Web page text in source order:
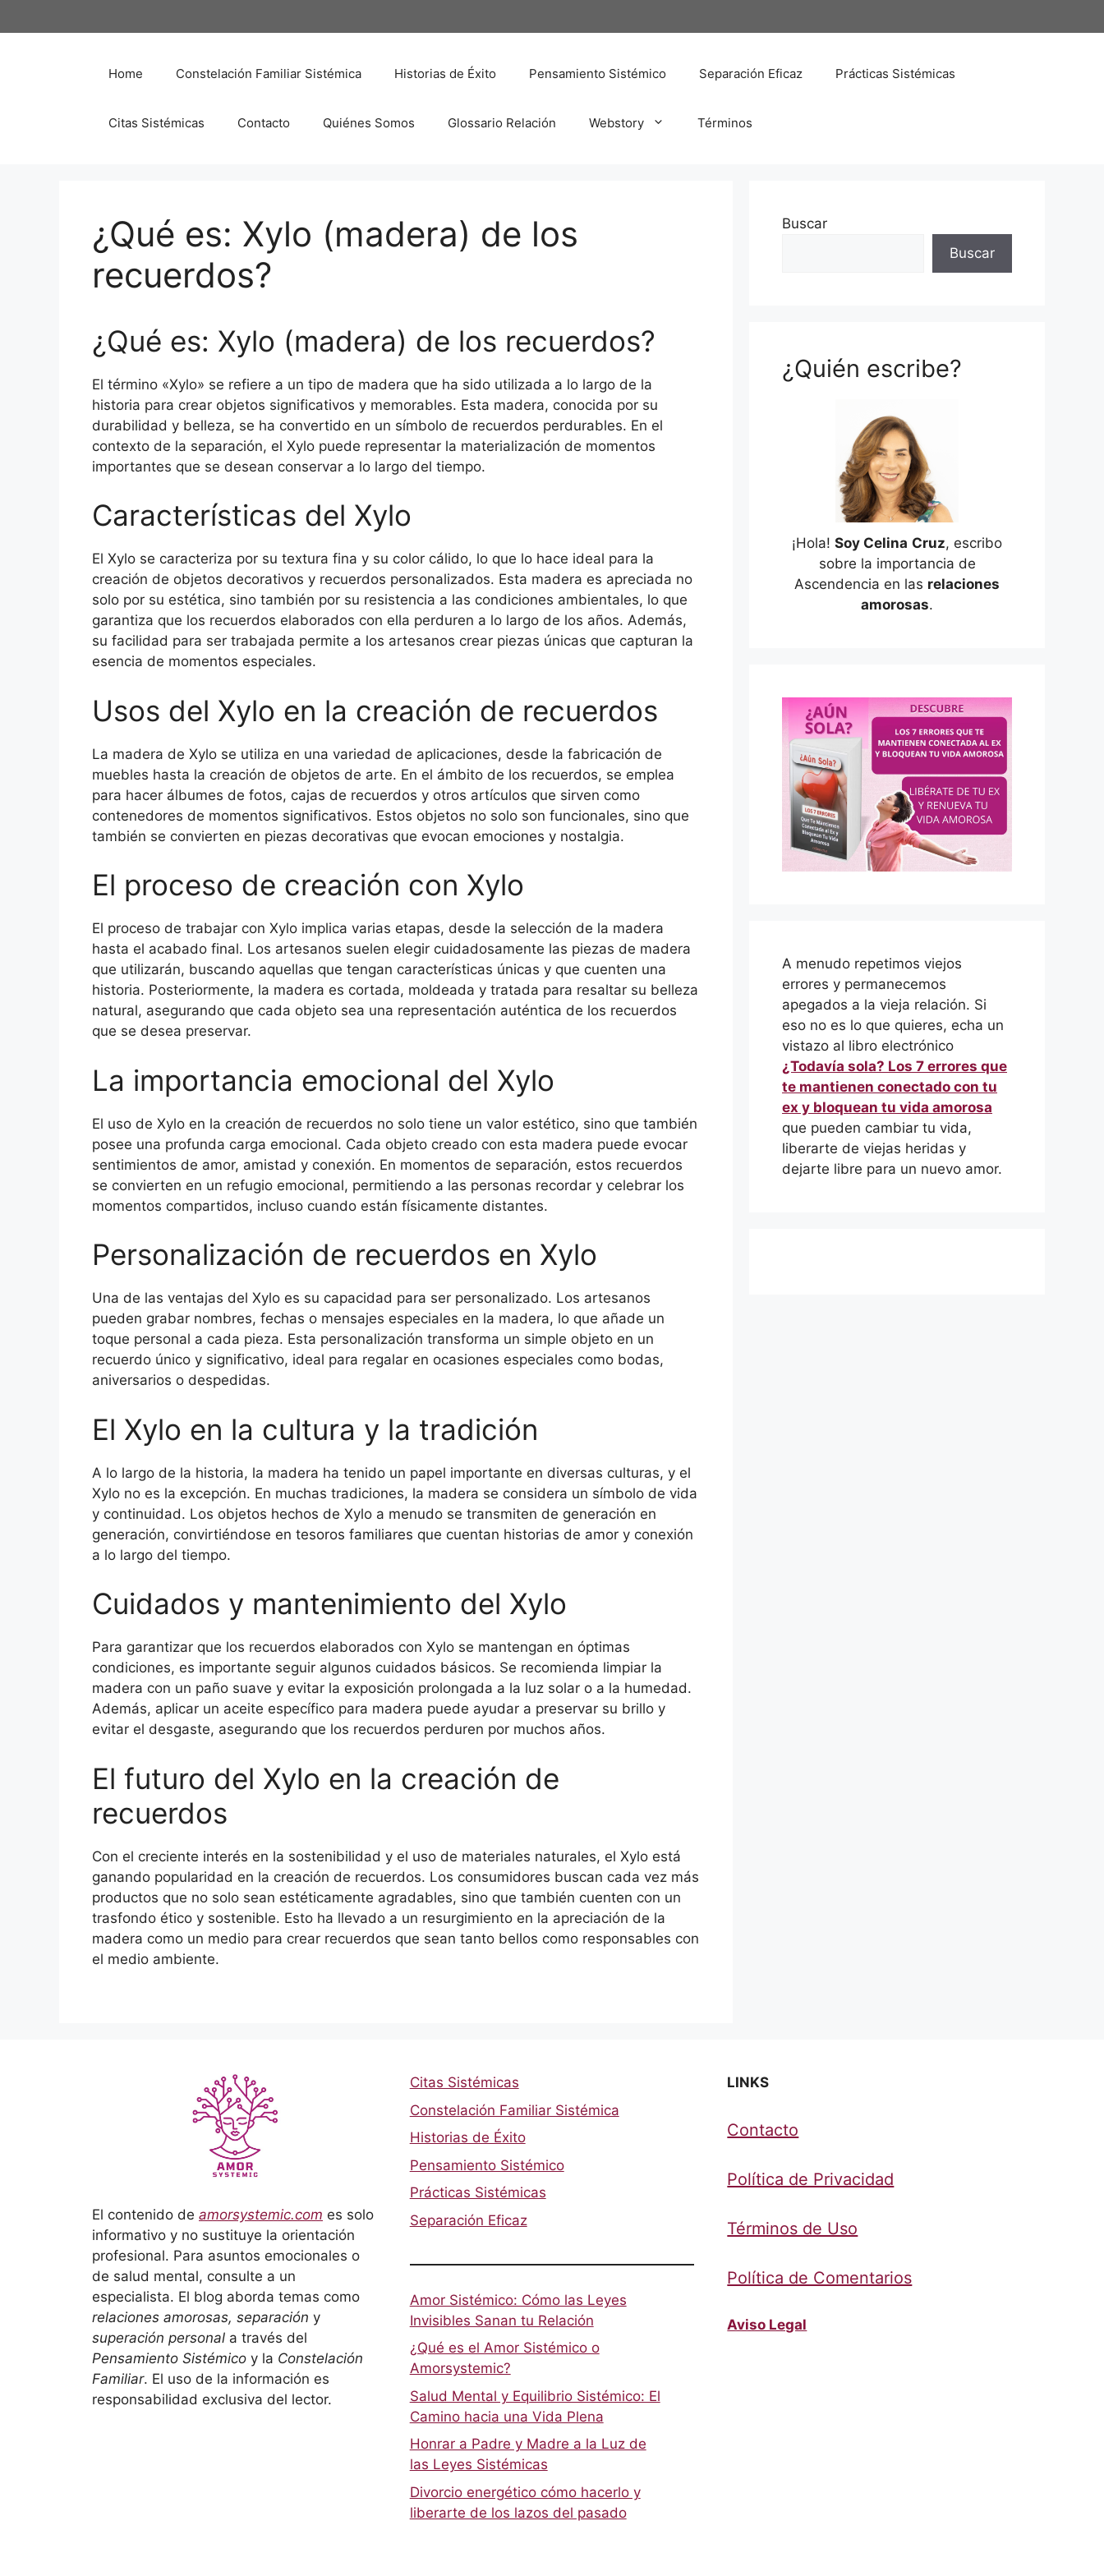
al
Home Constelación Familiar Sistémica Historias de Éxito Pensamiento Sistémico Separación Eficaz Prácticas Sistémicas
Citas Sistémicas Contacto Quiénes Somos Glossario Relación Webstory Términos
¿Qué es: Xylo (madera) de los
recuerdos?
¿Qué es: Xylo (madera) de los recuerdos?
El término «Xylo» se refiere a un tipo de madera que ha sido utilizada a lo largo de la
historia para crear objetos significativos y memorables. Esta madera, conocida por su
durabilidad y belleza, se ha convertido en un símbolo de recuerdos perdurables. En el
contexto de la separación, el Xylo puede representar la materialización de momentos
importantes que se desean conservar a lo largo del tiempo.
Características del Xylo
El Xylo se caracteriza por su textura fina y su color cálido, lo que lo hace ideal para la
creación de objetos decorativos y recuerdos personalizados. Esta madera es apreciada no
solo por su estética, sino también por su resistencia a las condiciones ambientales, lo que
garantiza que los recuerdos elaborados con ella perduren a lo largo de los años. Además,
su facilidad para ser trabajada permite a los artesanos crear piezas únicas que capturan la
esencia de momentos especiales.
Usos del Xylo en la creación de recuerdos
La madera de Xylo se utiliza en una variedad de aplicaciones, desde la fabricación de
muebles hasta la creación de objetos de arte. En el ámbito de los recuerdos, se emplea
para hacer álbumes de fotos, cajas de recuerdos y otros artículos que sirven como
contenedores de momentos significativos. Estos objetos no solo son funcionales, sino que
también se convierten en piezas decorativas que evocan emociones y nostalgia.
El proceso de creación con Xylo
El proceso de trabajar con Xylo implica varias etapas, desde la selección de la madera
hasta el acabado final. Los artesanos suelen elegir cuidadosamente las piezas de madera
que utilizarán, buscando aquellas que tengan características únicas y que cuenten una
historia. Posteriormente, la madera es cortada, moldeada y tratada para resaltar su belleza
natural, asegurando que cada objeto sea una representación auténtica de los recuerdos
que se desea preservar.
La importancia emocional del Xylo
El uso de Xylo en la creación de recuerdos no solo tiene un valor estético, sino que también
posee una profunda carga emocional. Cada objeto creado con esta madera puede evocar
sentimientos de amor, amistad y conexión. En momentos de separación, estos recuerdos
se convierten en un refugio emocional, permitiendo a las personas recordar y celebrar los
momentos compartidos, incluso cuando están físicamente distantes.
Personalización de recuerdos en Xylo
Una de las ventajas del Xylo es su capacidad para ser personalizado. Los artesanos
pueden grabar nombres, fechas o mensajes especiales en la madera, lo que añade un
toque personal a cada pieza. Esta personalización transforma un simple objeto en un
recuerdo único y significativo, ideal para regalar en ocasiones especiales como bodas,
aniversarios o despedidas.
El Xylo en la cultura y la tradición
A lo largo de la historia, la madera ha tenido un papel importante en diversas culturas, y el
Xylo no es la excepción. En muchas tradiciones, la madera se considera un símbolo de vida
y continuidad. Los objetos hechos de Xylo a menudo se transmiten de generación en
generación, convirtiéndose en tesoros familiares que cuentan historias de amor y conexión
a lo largo del tiempo.
Cuidados y mantenimiento del Xylo
Para garantizar que los recuerdos elaborados con Xylo se mantengan en óptimas
condiciones, es importante seguir algunos cuidados básicos. Se recomienda limpiar la
madera con un paño suave y evitar la exposición prolongada a la luz solar o a la humedad.
Además, aplicar un aceite específico para madera puede ayudar a preservar su brillo y
evitar el desgaste, asegurando que los recuerdos perduren por muchos años.
El futuro del Xylo en la creación de
recuerdos
Con el creciente interés en la sostenibilidad y el uso de materiales naturales, el Xylo está
ganando popularidad en la creación de recuerdos. Los consumidores buscan cada vez más
productos que no solo sean estéticamente agradables, sino que también cuenten con un
trasfondo ético y sostenible. Esto ha llevado a un resurgimiento en la apreciación de la
madera como un medio para crear recuerdos que sean tanto bellos como responsables con
el medio ambiente.
Buscar
Buscar
¿Quién escribe?
¡Hola! Soy Celina Cruz, escribo
sobre la importancia de
Ascendencia en las relaciones
amorosas.
A menudo repetimos viejos
errores y permanecemos
apegados a la vieja relación. Si
eso no es lo que quieres, echa un
vistazo al libro electrónico
¿Todavía sola? Los 7 errores que
te mantienen conectado con tu
ex y bloquean tu vida amorosa
que pueden cambiar tu vida,
liberarte de viejas heridas y
dejarte libre para un nuevo amor.
El contenido de amorsystemic.com es solo
informativo y no sustituye la orientación
profesional. Para asuntos emocionales o
de salud mental, consulte a un
especialista. El blog aborda temas como
relaciones amorosas, separación y
superación personal a través del
Pensamiento Sistémico y la Constelación
Familiar. El uso de la información es
responsabilidad exclusiva del lector.
Citas Sistémicas
Constelación Familiar Sistémica
Historias de Éxito
Pensamiento Sistémico
Prácticas Sistémicas
Separación Eficaz
Amor Sistémico: Cómo las Leyes
Invisibles Sanan tu Relación
¿Qué es el Amor Sistémico o
Amorsystemic?
Salud Mental y Equilibrio Sistémico: El
Camino hacia una Vida Plena
Honrar a Padre y Madre a la Luz de
las Leyes Sistémicas
Divorcio energético cómo hacerlo y
liberarte de los lazos del pasado
LINKS
Contacto
Política de Privacidad
Términos de Uso
Política de Comentarios
Aviso Legal